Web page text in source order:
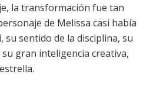
la transformación fue tan
de Melissa casi había
su sentido de la disciplina, su
gran inteligencia creativa,